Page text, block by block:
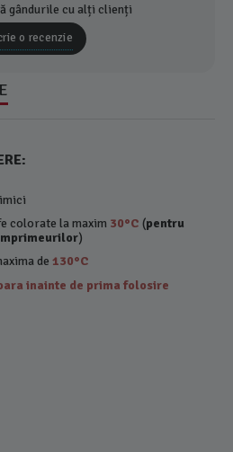
gândurile cu alți clienți
o recenzie
colorate la maxim 30°C (pentru
)
de130°C
inainte de prima folosire